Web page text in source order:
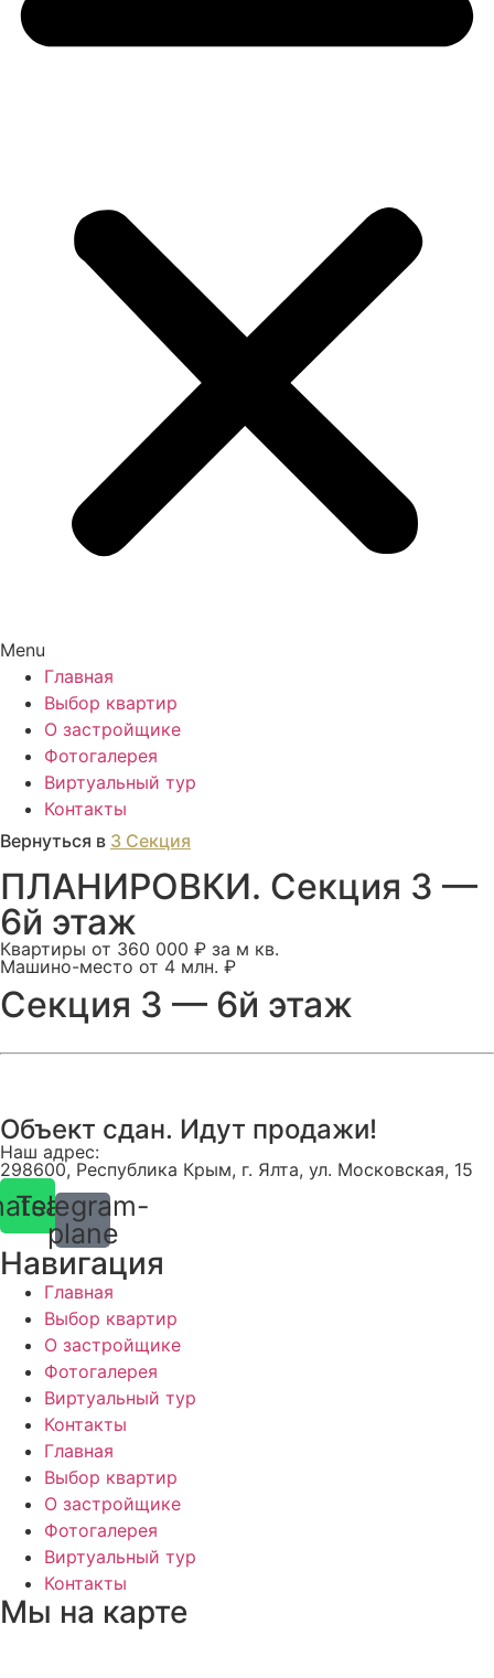
Menu
Главная
Выбор квартир
О застройщике
Фотогалерея
Виртуальный тур
Контакты
Вернуться в 3 Секция
ПЛАНИРОВКИ. Секция 3 —
6й этаж
Квартиры от 360 000 ₽ за м кв.
Машино-место от 4 млн. ₽
Секция 3 — 6й этаж
Объект сдан. Идут продажи!
Наш адрес:
298600, Республика Крым, г. Ялта, ул. Московская, 15
Telegram-
plane
Навигация
Главная
Выбор квартир
О застройщике
Фотогалерея
Виртуальный тур
Контакты
Главная
Выбор квартир
О застройщике
Фотогалерея
Виртуальный тур
Контакты
Мы на карте